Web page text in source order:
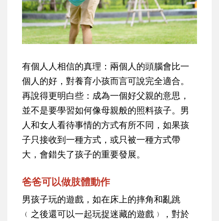
有個人人相信的真理：兩個人的頭腦會比一
個人的好，對養育小孩而言可說完全適合。
再說得更明白些：成為一個好父親的意思，
並不是要學習如何像母親般的照料孩子。男
人和女人看待事情的方式有所不同，如果孩
子只接收到一種方式，或只被一種方式帶
大，會錯失了孩子的重要發展。
爸爸可以做肢體動作
男孩子玩的遊戲，如在床上的摔角和亂跳
﹙之後還可以一起玩捉迷藏的遊戲﹚，對於